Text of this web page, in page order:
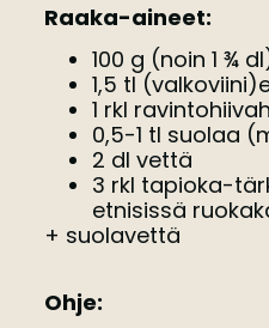
Raaka-aineet:
100 g (noin 1 ¾
1,5 tl
1 rkl
0,5-1 tl suolaa
2 dl vettä
3 rkl tapioka-
etnisissä
+ suolavettä
Ohje: